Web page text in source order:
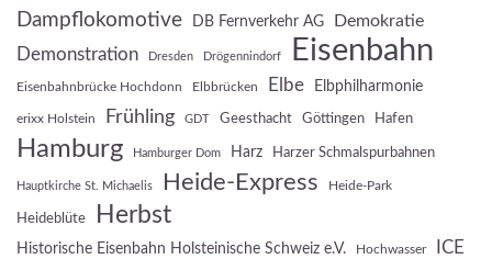
Dampflokomotive DB Fernverkehr AG Demokratie
Demonstration Dresden Drögennindorf Eisenbahn
Eisenbahnbrücke Hochdonn Elbbrücken Elbe Elbphilharmonie
erixx Holstein Frühling GDT Geesthacht Göttingen Hafen
Hamburg Hamburger Dom Harz Harzer Schmalspurbahnen
Hauptkirche St. Michaelis Heide-Express Heide-Park
Heideblüte Herbst
Historische Eisenbahn Holsteinische Schweiz e.V. Hochwasser ICE